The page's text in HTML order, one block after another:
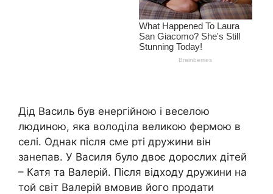
Дід Василь був енергійною і веселою
людиною, яка володіла великою фермою в
селі. Однак після сме рті дружини він
занепав. У Василя було двоє дорослих дітей
– Катя та Валерій. Після відходу дружини на
той світ Валерій вмовив його продати